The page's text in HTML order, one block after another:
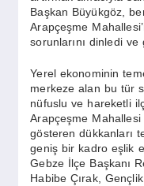
YAŞAM
Başkan Büyükgöz,
Arapçeşme
sorunlarını dinledi
Yerel ekonominin
merkeze alan bu tür
nüfuslu ve hareketli
Arapçeşme Mahallesi
gösteren dükkanları
geniş bir kadro eşlik
Gebze İlçe Başkanı
Habibe Çırak,